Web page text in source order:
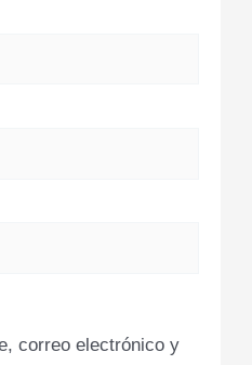
correo electrónico y